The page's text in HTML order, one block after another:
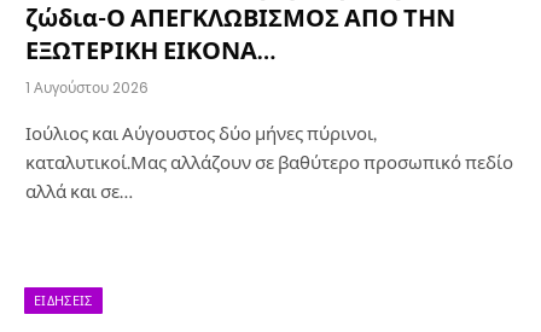
ζώδια-Ο ΑΠΕΓΚΛΩΒΙΣΜΟΣ ΑΠΟ ΤΗΝ
ΕΞΩΤΕΡΙΚΗ ΕΙΚΟΝΑ…
1 Αυγούστου 2026
Ιούλιος και Αύγουστος δύο μήνες πύρινοι,
καταλυτικοί.Μας αλλάζουν σε βαθύτερο προσωπικό πεδίο
αλλά και σε…
ΕΙΔΉΣΕΙΣ